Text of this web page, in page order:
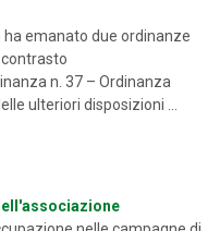
ha emanato due ordinanze
n. 37 – Ordinanza
ulteriori disposizioni ...